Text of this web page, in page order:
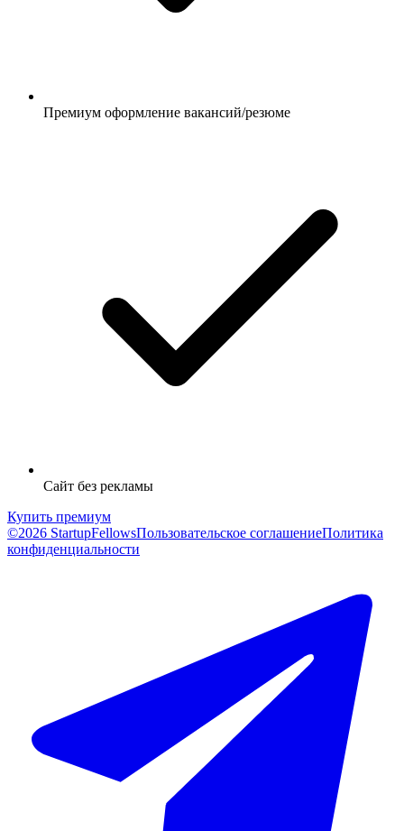
Премиум оформление вакансий/резюме
Сайт без рекламы
Купить премиум
©2026 StartupFellowsПользовательское соглашениеПолитика
конфиденциальности